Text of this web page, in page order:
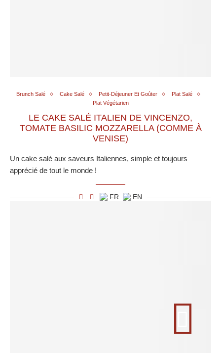
Brunch Salé Cake Salé Petit-Déjeuner Et Goûter
Plat Salé
Plat Végétarien
LE CAKE SALÉ ITALIEN DE VINCENZO,
TOMATE BASILIC MOZZARELLA (COMME À
VENISE)
Un cake salé aux saveurs Italiennes, simple et toujours
apprécié de tout le monde !
FR EN